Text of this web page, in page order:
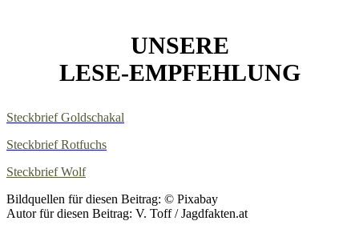
UNSERE
LESE-EMPFEHLUNG
Steckbrief Goldschakal
Steckbrief Rotfuchs
Steckbrief Wolf
Bildquellen für diesen Beitrag: © Pixabay
Autor für diesen Beitrag: V. Toff / Jagdfakten.at